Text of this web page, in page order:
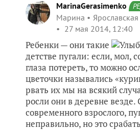
MarinaGerasimenko
Марина
27 мая 2014, 12:40
Ребенки — они такие
детстве пугали: если, мол,
глаза потереть, то можно
цветочки назывались
рвать их мы на всякий
росли они в деревне везде.
современного взрослого,
неправильно, но это